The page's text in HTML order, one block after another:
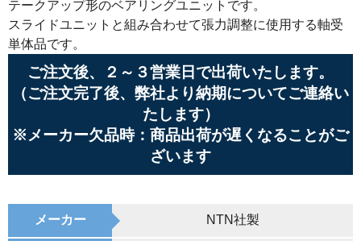
テークアップ形のベアリングユニットです。
スライドユニットと組み合わせて張力調整に使用する軸受
単体品です。
ご注文後、２～３営業日で出荷いたします。
（ご注文完了後、弊社より納期についてご連絡い
たします）
※メーカー欠品時：商品出荷が遅くなることがご
ざいます
メーカー NTN社製